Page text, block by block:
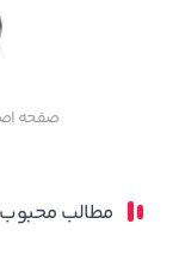
صفحه
مطالب محبوب